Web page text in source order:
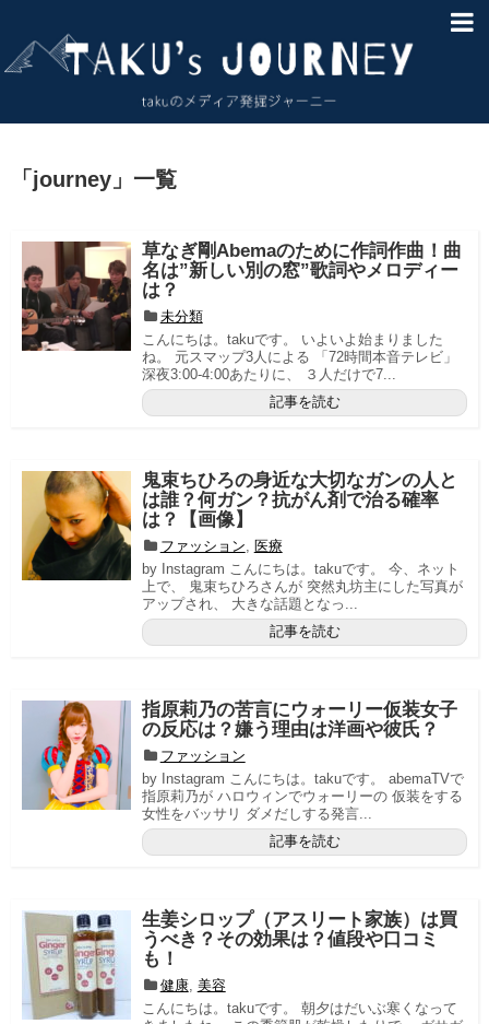
「 journey 」 一覧
草なぎ剛Abemaのために作詞作曲！曲
名は”新しい別の窓”歌詞やメロディー
は？
未分類
こんにちは。takuです。 いよいよ始まりました
ね。 元スマップ3人による 「72時間本音テレビ」
深夜3:00-4:00あたりに、 ３人だけで7...
記事を読む
鬼束ちひろの身近な大切なガンの人と
は誰？何ガン？抗がん剤で治る確率
は？【画像】
ファッション
医療
by Instagram こんにちは。takuです。 今、ネット
上で、 鬼束ちひろさんが 突然丸坊主にした写真が
アップされ、 大きな話題となっ...
記事を読む
指原莉乃の苦言にウォーリー仮装女子
の反応は？嫌う理由は洋画や彼氏？
ファッション
by Instagram こんにちは。takuです。 abemaTVで
指原莉乃が ハロウィンでウォーリーの 仮装をする
女性をバッサリ ダメだしする発言...
記事を読む
生姜シロップ（アスリート家族）は買
うべき？その効果は？値段や口コミ
も！
健康, 美容
こんにちは。takuです。 朝夕はだいぶ寒くなって
HOME
免責事項